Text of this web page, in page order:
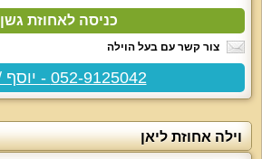
כניסה לאחוזת גשן
צור קשר עם בעל הוילה
052-9125042 - יוסף / מזי
וילה אחוזת ליאן